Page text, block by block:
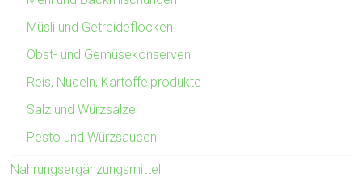
Müsli und Getreideflocken
Obst- und Gemüsekonserven
Reis, Nudeln, Kartoffelprodukte
Salz und Würzsalze
Pesto und Würzsaucen
Nahrungsergänzungsmittel